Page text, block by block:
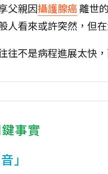
父親因攝護腺癌 離世
人看來或許突然，但
往不是病程進展太快
事實
」